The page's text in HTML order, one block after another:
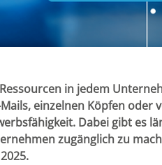
in jedem
einzelnen Köpfen
Dabei gibt es
zugänglich zu